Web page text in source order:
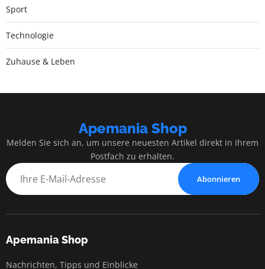
Sport
Technologie
Zuhause & Leben
Apemania Shop
Melden Sie sich an, um unsere neuesten Artikel direkt in Ihrem
Postfach zu erhalten.
Abonnieren
Apemania Shop
Nachrichten, Tipps und Einblicke